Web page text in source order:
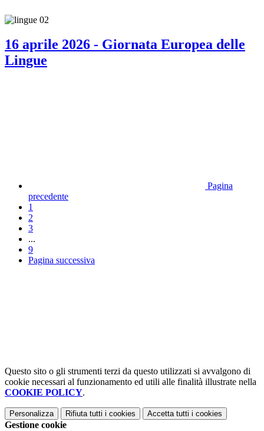
16 aprile 2026 - Giornata Europea delle
Lingue
Pagina
precedente
1
2
3
...
9
Pagina successiva
Questo sito o gli strumenti terzi da questo utilizzati si avvalgono di
cookie necessari al funzionamento ed utili alle finalità illustrate nella
COOKIE POLICY.
Personalizza Rifiuta tutti i cookies Accetta tutti i cookies
Gestione cookie